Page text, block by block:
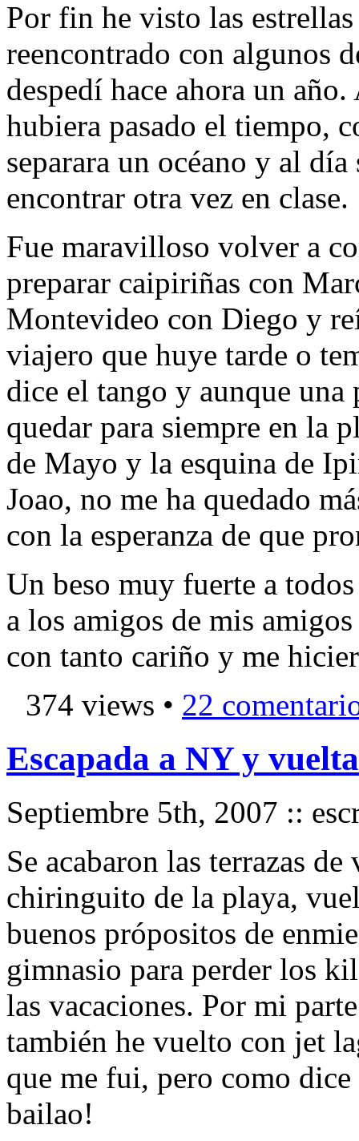
Por fin he visto las
reencontrado con algunos
despedí hace ahora un
hubiera pasado el tiempo,
separara un océano y al
encontrar otra vez en clase.
Fue maravilloso volver a
preparar caipiriñas con
Montevideo con Diego y
viajero que huye tarde o
dice el tango y aunque
quedar para siempre en la
de Mayo y la esquina de
Joao, no me ha quedado
con la esperanza de que
Un beso muy fuerte a
a los amigos de mis
con tanto cariño y me
374 views • 22
Escapada a NY y
Septiembre 5th, 2007 ::
Se acabaron las terrazas
chiringuito de la playa,
buenos própositos de
gimnasio para perder los
las vacaciones. Por mi
también he vuelto con jet
que me fui, pero como
bailao!